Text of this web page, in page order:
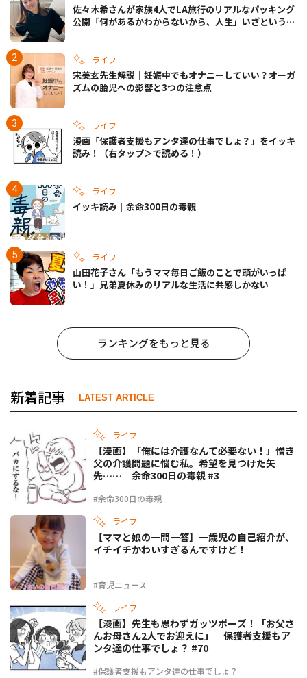
佐々木希さんが家族4人でLA旅行のリアルなパッキング
公開「何があるかわからないから、人生」いざというと
ライフ
宋美玄先生解説｜妊娠中でもオナニーしていい？オーガ
ズムの胎児への影響と3つの注意点
ライフ
漫画「保護者支援もアンタ達の仕事でしょ？」をイッキ
読み！（右タップ＞で読める！）
ライフ
イッキ読み｜余命300日の毒親
ライフ
山田花子さん「もうママ毎日ご飯のことで頭がいっぱ
い！」兄弟夏休みのリアルな生活に共感しかない
ランキングをもっと見る
新着記事 LATEST ARTICLE
ライフ
#余命300日の毒親
【漫画】「俺には介護なんて必要ない！」憎き
父の介護問題に悩む私。希望を見つけた矢
先……｜余命300日の毒親 #3
ライフ
#育児ニュース
【ママと娘の一問一答】一歳児の自己紹介が、
イチイチかわいすぎるんですけど！
ライフ
#保護者支援もアンタ達の仕事でしょ？
【漫画】先生も思わずガッツポーズ！「お父さ
んお母さん2人でお迎えに」｜保護者支援もア
ンタ達の仕事でしょ？ #70